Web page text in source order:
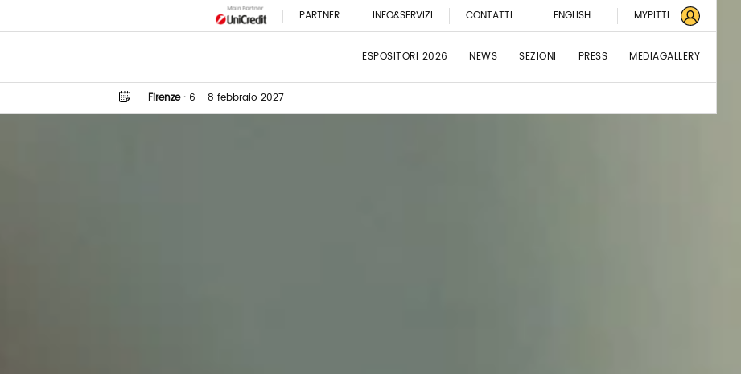
PARTNER INFO&SERVIZI CONTATTI ENGLISH MYPITTI
ESPOSITORI 2026 NEWS SEZIONI PRESS MEDIAGALLERY
Firenze· 6 - 8 febbraio 2027